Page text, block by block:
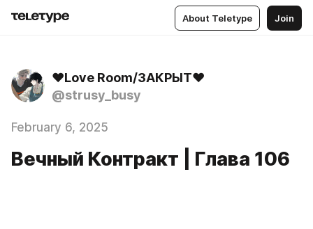
About Teletype Join
❤️Love Room/ЗАКРЫТ❤️
@strusy_busy
February 6, 2025
Вечный Контракт | Глава 106